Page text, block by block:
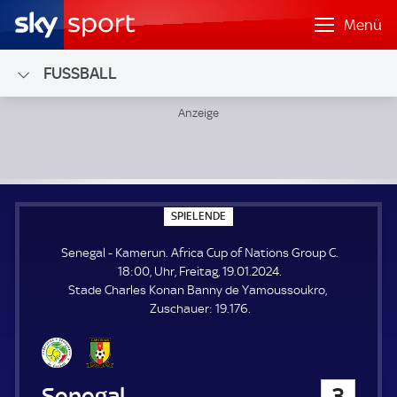
Menü
FUSSBALL
SPIELENDE
P
E
L
E
N
D
E
Senegal - Kamerun. Africa Cup of Nations Group C.
18:00, Uhr, Freitag, 19.01.2024.
Stade Charles Konan Banny de Yamoussoukro
Zuschauer: Z
19.176.